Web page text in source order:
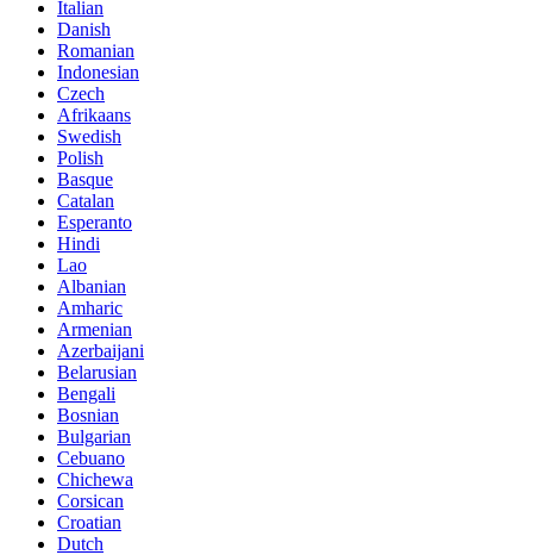
Italian
Danish
Romanian
Indonesian
Czech
Afrikaans
Swedish
Polish
Basque
Catalan
Esperanto
Hindi
Lao
Albanian
Amharic
Armenian
Azerbaijani
Belarusian
Bengali
Bosnian
Bulgarian
Cebuano
Chichewa
Corsican
Croatian
Dutch